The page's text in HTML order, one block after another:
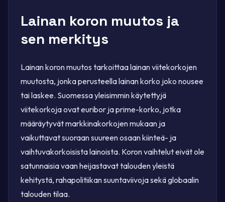
Lainan koron muutos ja
sen merkitys
Lainan koron muutos tarkoittaa lainan viitekorkojen
muutosta, jonka perusteella lainan korko joko nousee
tai laskee. Suomessa yleisimmin käytettyjä
viitekorkoja ovat euribor ja prime-korko, jotka
määräytyvät markkinakorkojen mukaan ja
vaikuttavat suoraan suureen osaan kiinteä- ja
vaihtuvakorkoisista lainoista. Koron vaihtelut eivät ole
satunnaisia vaan heijastavat talouden yleistä
kehitystä, rahapolitiikan suuntaviivoja sekä globaalin
talouden tilaa.